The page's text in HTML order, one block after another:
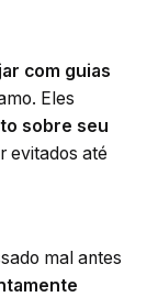
com guias
Eles
sobre seu
evitados até
mal antes